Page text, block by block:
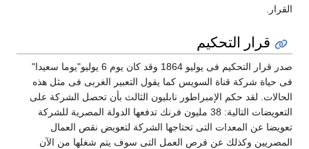
قرار التحكيم
صدر قرار التحكيم فى يوليو 1864 وقد كان يوم 6 يوليو"يوما سعيدا"
حياة شركة قناة السويس كما يقول التعبير الغربى فى مثل هذه
لقد حكم الإمبراطور نابليون الثالث بأن تحصل الشركة على
التعويضات التالية: 38 مليون فرنك تدفعها الدولة المصرية للشركة
عن المعدات التى تحتاجها الشركة لتعويض نقص العمال
وكذلك عن فرص العمل التى سوف يتم شغلها من الآن